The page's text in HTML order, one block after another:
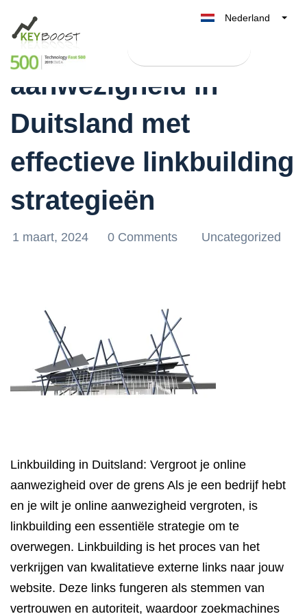
Nederland
België
Italia
Boost je online
aanwezigheid in
Duitsland met
effectieve linkbuilding
strategieën
1 maart, 2024 0 Comments Uncategorized
Linkbuilding in Duitsland: Vergroot je online
aanwezigheid over de grens Als je een bedrijf hebt
en je wilt je online aanwezigheid vergroten, is
linkbuilding een essentiële strategie om te
overwegen. Linkbuilding is het proces van het
verkrijgen van kwalitatieve externe links naar jouw
website. Deze links fungeren als stemmen van
vertrouwen en autoriteit, waardoor zoekmachines